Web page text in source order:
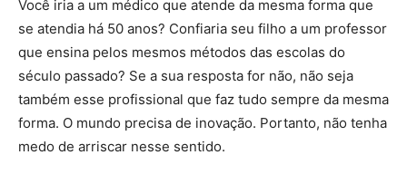
Você iria a um médico que atende da mesma forma que
se atendia há 50 anos? Confiaria seu filho a um professor
que ensina pelos mesmos métodos das escolas do
século passado? Se a sua resposta for não, não seja
também esse profissional que faz tudo sempre da mesma
forma. O mundo precisa de inovação. Portanto, não tenha
medo de arriscar nesse sentido.